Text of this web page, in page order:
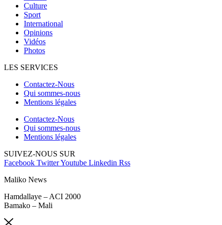
Culture
Sport
International
Opinions
Vidéos
Photos
LES SERVICES
Contactez-Nous
Qui sommes-nous
Mentions légales
Contactez-Nous
Qui sommes-nous
Mentions légales
SUIVEZ-NOUS SUR
Facebook TwitterYoutube Linkedin Rss
Maliko News
Hamdallaye – ACI 2000
Bamako – Mali